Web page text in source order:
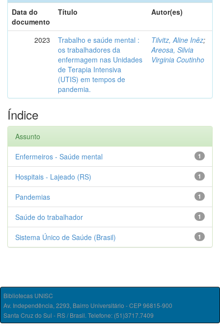
Data do
documento
Título Autor(es)
2023
Trabalho e saúde mental :
os trabalhadores da
enfermagem nas Unidades
de Terapia Intensiva
(UTIS) em tempos de
pandemia.
Tilvitz, Aline Inêz;
Areosa, Silvia
Virginia Coutinho
Índice
Assunto
1
Enfermeiros - Saúde mental
1
Hospitais - Lajeado (RS)
1
Pandemias
1
Saúde do trabalhador
1
Sistema Único de Saúde (Brasil)
Bibliotecas UNISC
Av. Independência, 2293, Bairro Universitário - CEP 96815-900
Santa Cruz do Sul - RS / Brasil. Telefone: (51)3717.7409